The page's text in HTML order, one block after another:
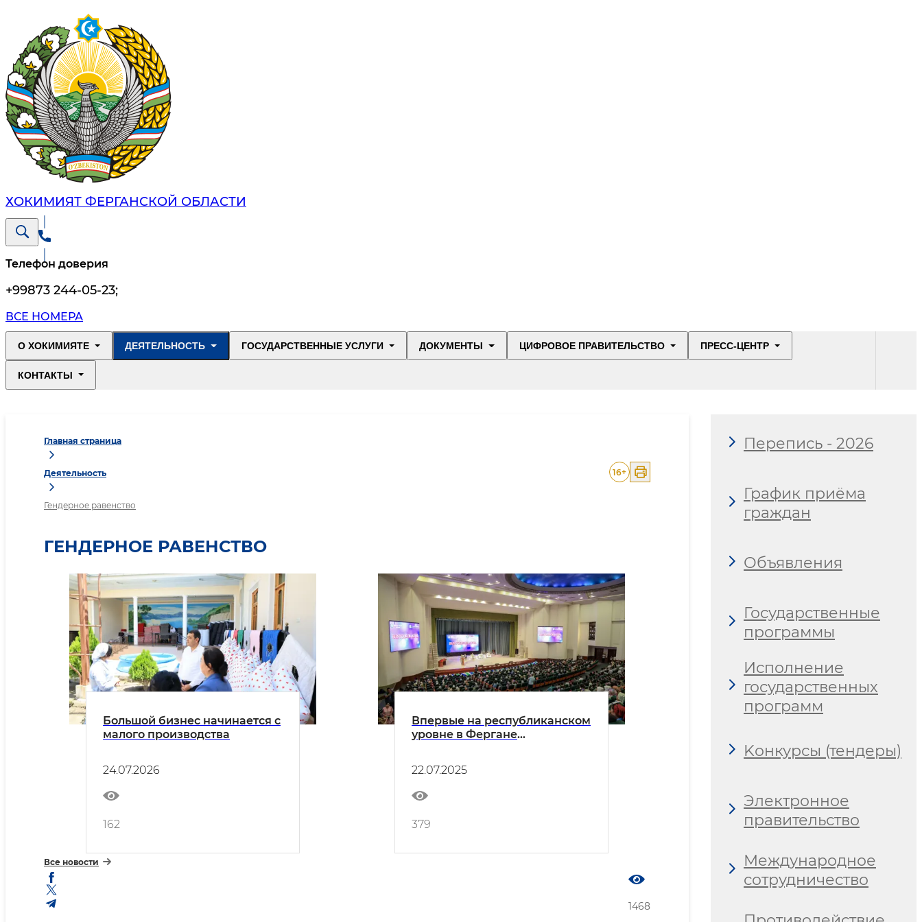
ХОКИМИЯТ ФЕРГАНСКОЙ ОБЛАСТИ
Телефон доверия
+99873 244-05-23;
ВСЕ НОМЕРА
О ХОКИМИЯТЕ ДЕЯТЕЛЬНОСТЬ ГОСУДАРСТВЕННЫЕ УСЛУГИ ДОКУМЕНТЫ ЦИФРОВОЕ ПРАВИТЕЛЬСТВО ПРЕСС-ЦЕНТР
КОНТАКТЫ
Главная страница
Деятельность
Гендерное равенство
16+
ГЕНДЕРНОЕ РАВЕНСТВО
Большой бизнес начинается с
малого производства
24.07.2026
162
Впервые на республиканском
уровне в Фергане
22.07.2025
379
Все новости
1468
Перепись - 2026
График приёма
граждан
Объявления
Государственные
программы
Исполнение
государственных
программ
Kонкурсы (тендеры)
Электронное
правительство
Международное
сотрудничество